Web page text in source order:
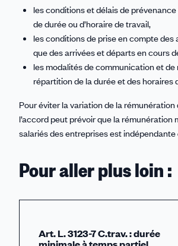
les conditions et délais de
de durée ou d’horaire de travail,
les conditions de prise en compte des
que des arrivées et départs en cours
les modalités de communication et
répartition de la durée et des horaires
Pour éviter la variation de la rémunération
l’accord peut prévoir que la rémunération
salariés des entreprises est indépendante
Pour aller plus loin :
Art. L. 3123-7 C.trav. : durée